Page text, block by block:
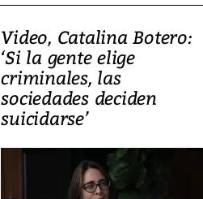
Video, Catalina Botero:
‘Si la gente elige
criminales, las
sociedades deciden
suicidarse’